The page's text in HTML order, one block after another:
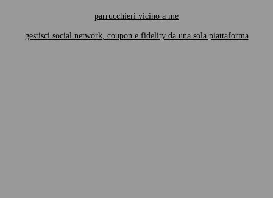
parrucchieri vicino a me
gestisci social network, coupon e fidelity da una sola piattaforma